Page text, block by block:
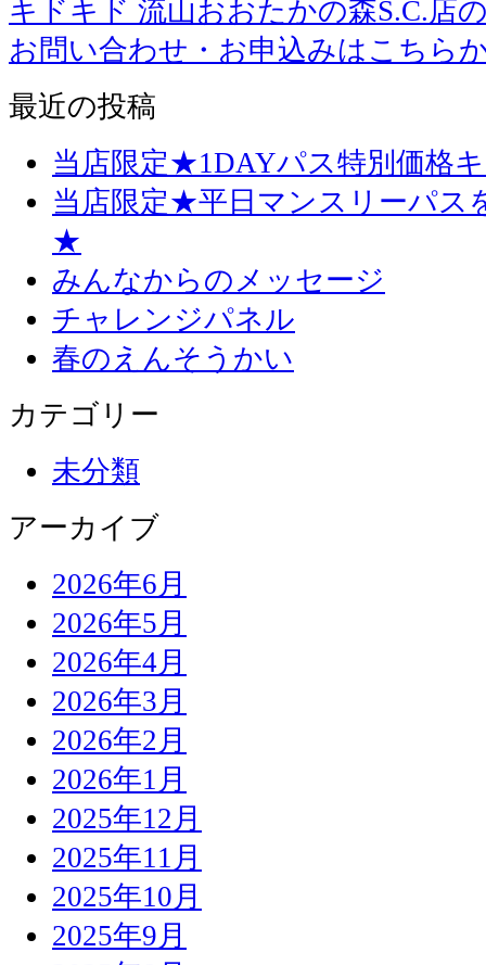
キドキド 流山おおたかの森S.C.店
お問い合わせ・お申込みはこちら
最近の投稿
当店限定★1DAYパス特別価格
当店限定★平日マンスリーパス
★
みんなからのメッセージ
チャレンジパネル
春のえんそうかい
カテゴリー
未分類
アーカイブ
2026年6月
2026年5月
2026年4月
2026年3月
2026年2月
2026年1月
2025年12月
2025年11月
2025年10月
2025年9月